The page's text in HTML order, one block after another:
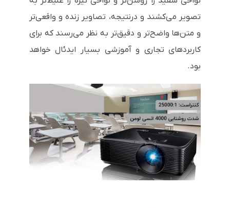
تصویر می‌کشند و درنتیجه، تصاویر زنده و واقعی‌تر
و متن‌ها واضح‌تر و دقیق‌تر به نظر می‌رسند که برای
کاربردهای تجاری و آموزشی بسیار ایدئال خواهد
بود.